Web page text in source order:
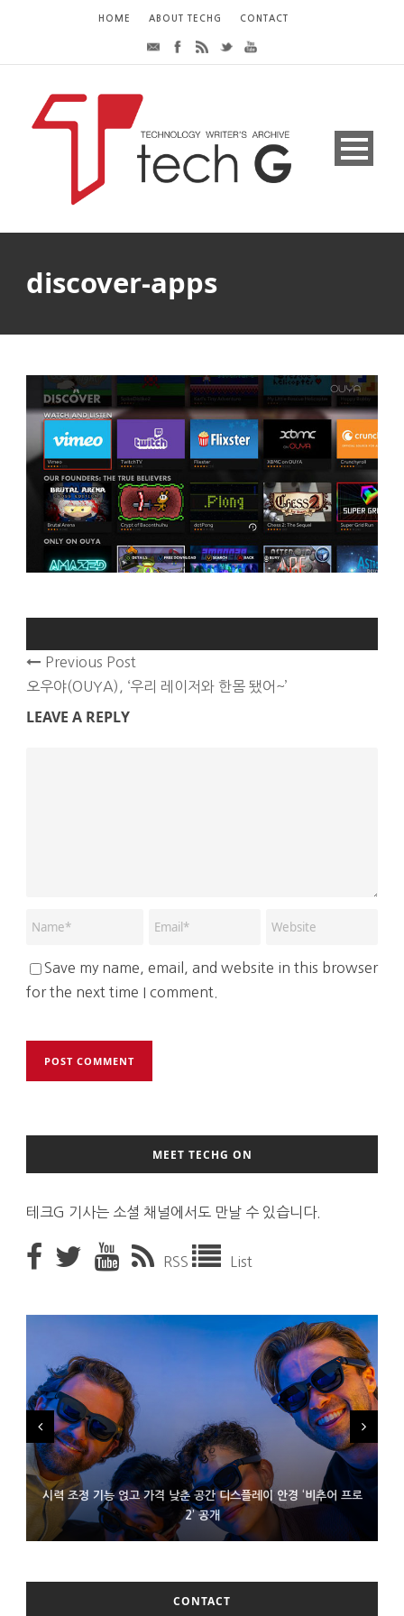
HOME ABOUT TECHG CONTACT
discover-apps
Previous Post
오우야(OUYA), ‘우리 레이저와 한몸 됐어~’
LEAVE A REPLY
Save my name, email, and website in this browser
for the next time I comment.
MEET TECHG ON
테크G 기사는 소셜 채널에서도 만날 수 있습니다.
RSS List
시력 조정 기능 얹고 가격 낮춘 공간 디스플레이 안경 ‘비추어 프로
2’ 공개
D램 부족에 10억달러어치 아이폰18 프로세서 패키징 대기 중
300~400달러 반지형 스피커 준비하는 오픈AI
CONTACT